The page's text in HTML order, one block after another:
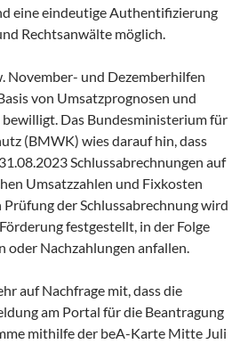
eine eindeutige Authentifizierung
Rechtsanwälte möglich.
November- und Dezemberhilfen
von Umsatzprognosen und
Das Bundesministerium für
(BMWK) wies darauf hin, dass
Schlussabrechnungen auf
Umsatzzahlen und Fixkosten
Prüfung der Schlussabrechnung wird
festgestellt, in der Folge
oder Nachzahlungen anfallen.
auf Nachfrage mit, dass die
am Portal für die Beantragung
mithilfe der beA-Karte Mitte Juli